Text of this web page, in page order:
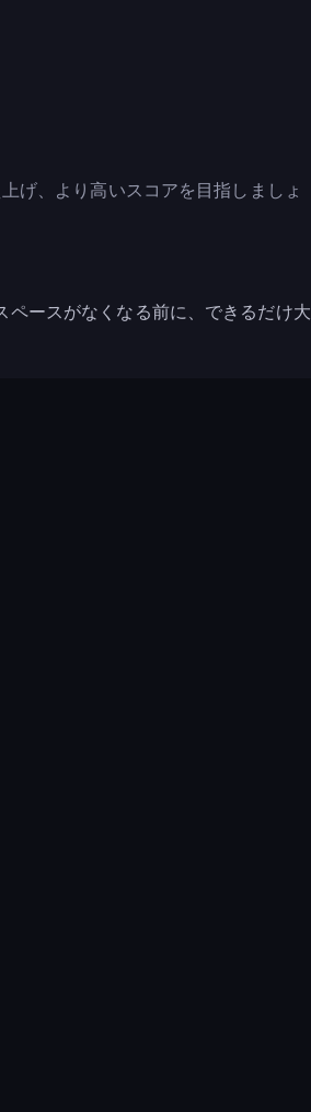
げ、より高いスコアを目指しましょ
ースがなくなる前に、できるだけ大